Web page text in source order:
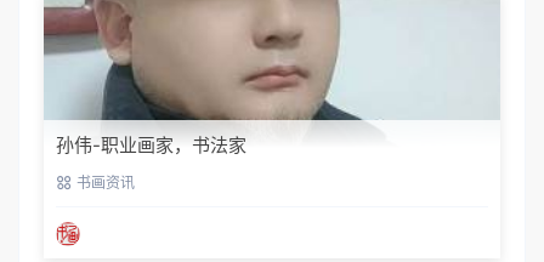
孙伟-职业画家，书法家
书画资讯